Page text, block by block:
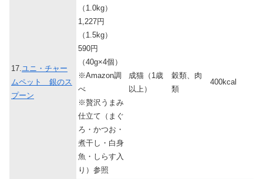
17.ユニ・チャー
ムペット 銀のス
プーン
（1.0kg）
1,227円
（1.5kg）
590円
（40g×4個）
※Amazon調
べ
※贅沢うまみ
仕立て（まぐ
ろ・かつお・
煮干し・白身
魚・しらす入
り）参照
成猫（1歳
以上）
穀類、肉
類
400kcal